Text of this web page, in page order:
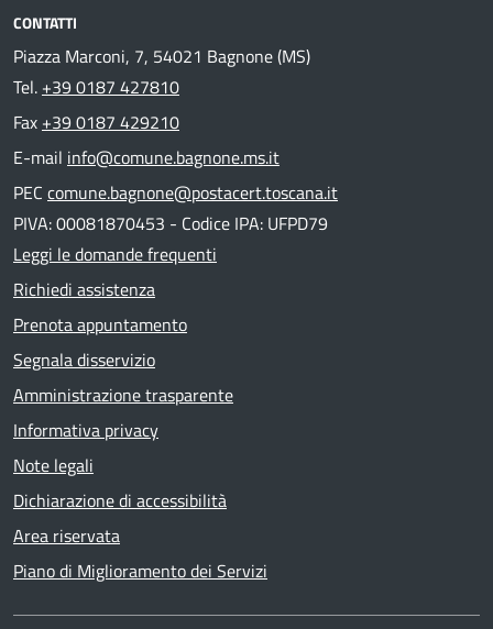
CONTATTI
Piazza Marconi, 7, 54021 Bagnone (MS)
Tel. +39 0187 427810
Fax +39 0187 429210
E-mail info@comune.bagnone.ms.it
PEC comune.bagnone@postacert.toscana.it
PIVA: 00081870453 - Codice IPA: UFPD79
Leggi le domande frequenti
Richiedi assistenza
Prenota appuntamento
Segnala disservizio
Amministrazione trasparente
Informativa privacy
Note legali
Dichiarazione di accessibilità
Area riservata
Piano di Miglioramento dei Servizi